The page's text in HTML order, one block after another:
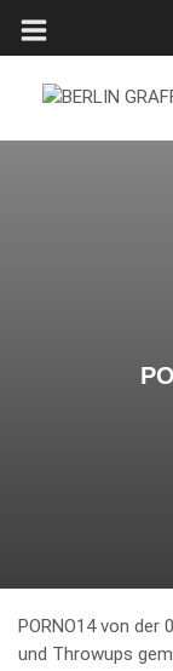
PORNO14 von der
und Throwups